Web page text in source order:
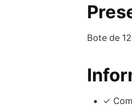
Bote de
✓